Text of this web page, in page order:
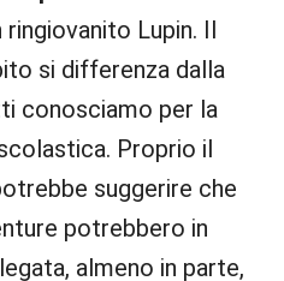
Lupin. Il
si differenza dalla
conosciamo per la
Proprio il
suggerire che
potrebbero in
almeno in parte,